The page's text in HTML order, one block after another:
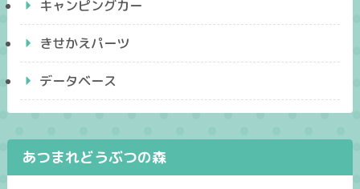
キャンピングカー
きせかえパーツ
データベース
あつまれどうぶつの森